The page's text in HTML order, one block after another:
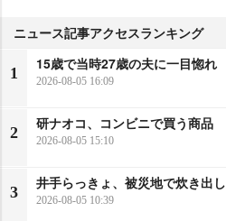
ニュース記事アクセスランキング
1
15歳で当時27歳の夫に一目惚れ
2026-08-05 16:09
2
研ナオコ、コンビニで買う商品
2026-08-05 15:10
3
井手らっきょ、被災地で炊き出し
2026-08-05 10:39